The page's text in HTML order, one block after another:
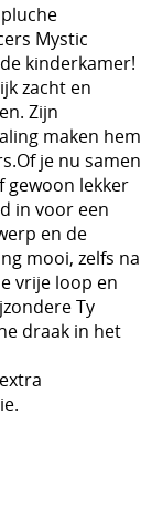
Mystic
kinderkamer!
zacht en
Zijn
maken hem
je nu samen
gewoon lekker
in voor een
en de
mooi, zelfs na
vrije loop en
Ty
draak in het